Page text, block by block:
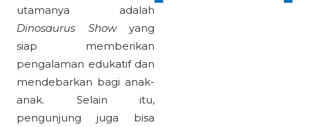
utamanya adalah
Dinosaurus Showyang
siap memberikan
pengalaman edukatif dan
mendebarkan bagi anak-
anak. Selain itu,
pengunjung juga bisa